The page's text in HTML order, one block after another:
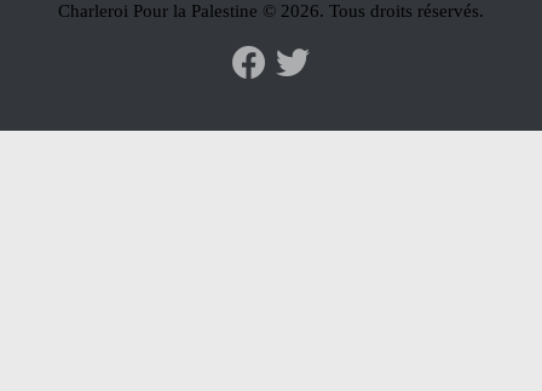
Charleroi Pour la Palestine © 2026. Tous droits réservés.